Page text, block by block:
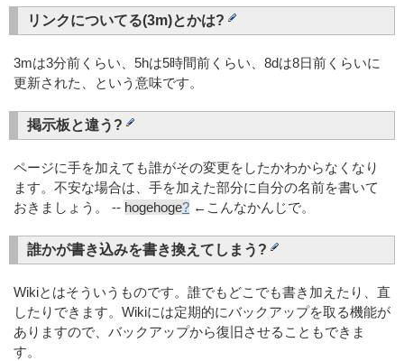
リンクについてる(3m)とかは?
3mは3分前くらい、5hは5時間前くらい、8dは8日前くらいに
更新された、という意味です。
掲示板と違う?
ページに手を加えても誰がその変更をしたかわからなくなり
ます。不安な場合は、手を加えた部分に自分の名前を書いて
おきましょう。 -- hogehoge? ←こんなかんじで。
誰かが書き込みを書き換えてしまう?
Wikiとはそういうものです。誰でもどこでも書き加えたり、直
したりできます。Wikiには定期的にバックアップを取る機能が
ありますので、バックアップから復旧させることもできま
す。